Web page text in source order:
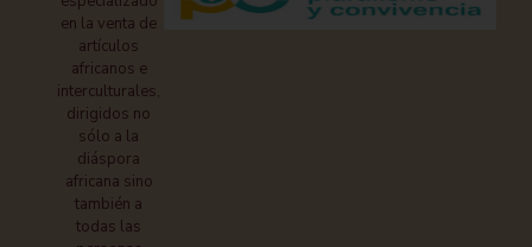
en la venta de
artículos
africanos e
interculturales,
dirigidos no
sólo a la
diáspora
africana sino
también a
todas las